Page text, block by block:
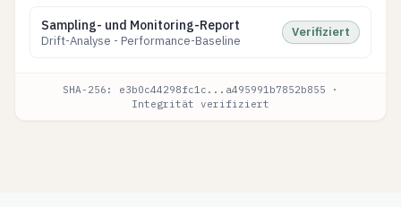
Sampling- und Monitoring-Report
Drift-Analyse - Performance-Baseline
Verifiziert
SHA-256: e3b0c44298fc1c...a495991b7852b855 ·
Integrität verifiziert